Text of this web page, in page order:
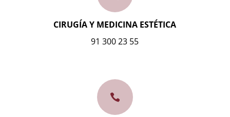
CIRUGÍA Y MEDICINA ESTÉTICA
91 300 23 55
